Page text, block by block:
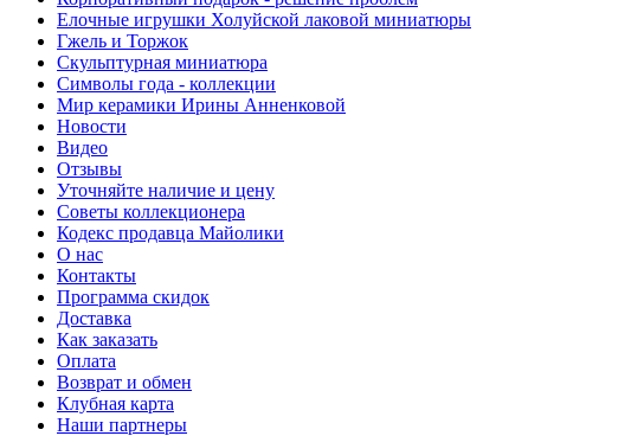
Елочные игрушки Холуйской лаковой миниатюры
Гжель и Торжок
Скульптурная миниатюра
Символы года - коллекции
Мир керамики Ирины Анненковой
Новости
Видео
Отзывы
Уточняйте наличие и цену
Советы коллекционера
Кодекс продавца Майолики
О нас
Контакты
Программа скидок
Доставка
Как заказать
Оплата
Возврат и обмен
Клубная карта
Наши партнеры